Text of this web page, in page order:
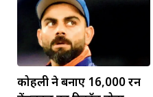
कोहली ने बनाए 16,000 रन